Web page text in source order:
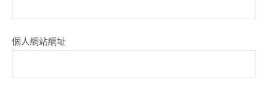
個人網站網址